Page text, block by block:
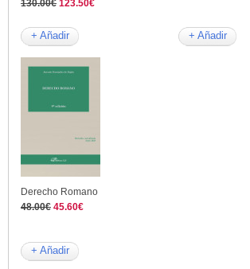
130.00€ 123.50€
+ Añadir + Añadir
Derecho Romano
48.00€ 45.60€
+ Añadir